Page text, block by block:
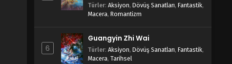
Türler: Aksiyon, Dövüş Sanatları, Fantastik,
Macera, Romantizm
6
Guangyin Zhi Wai
Türler: Aksiyon, Dövüş Sanatları, Fantastik,
Macera, Tarihsel